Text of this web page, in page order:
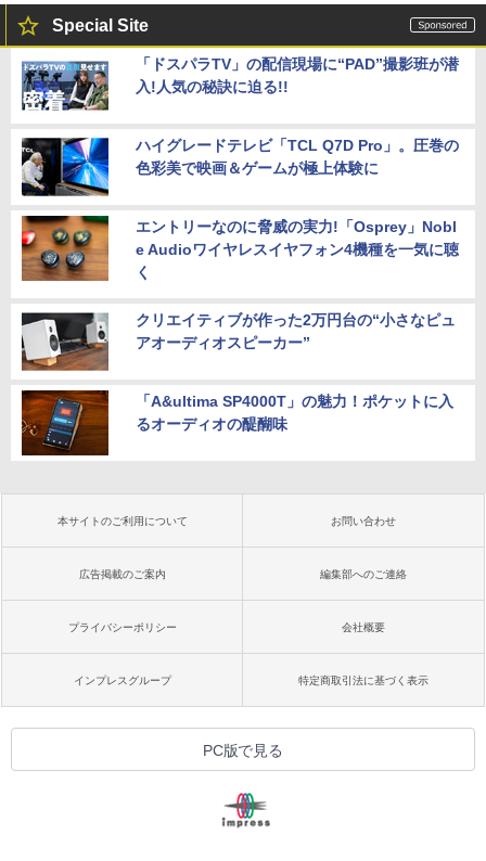
Special Site
「ドスパラTV」の配信現場に“PAD”撮影班が潜
入!人気の秘訣に迫る!!
ハイグレードテレビ「TCL Q7D Pro」。圧巻の
色彩美で映画＆ゲームが極上体験に
エントリーなのに脅威の実力!「Osprey」Nobl
e Audioワイヤレスイヤフォン4機種を一気に聴
く
クリエイティブが作った2万円台の“小さなピュ
アオーディオスピーカー”
「A&ultima SP4000T」の魅力！ポケットに入
るオーディオの醍醐味
本サイトのご利用について お問い合わせ
広告掲載のご案内 編集部へのご連絡
プライバシーポリシー 会社概要
インプレスグループ 特定商取引法に基づく表示
PC版で見る